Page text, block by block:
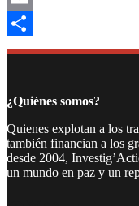
Email
Compartir
¿Quiénes somos?
Quienes explotan a los
también financian a los
desde 2004,
un mundo en paz y un